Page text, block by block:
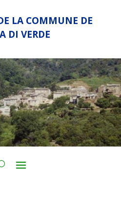
LA COMMUNE DE
DI VERDE